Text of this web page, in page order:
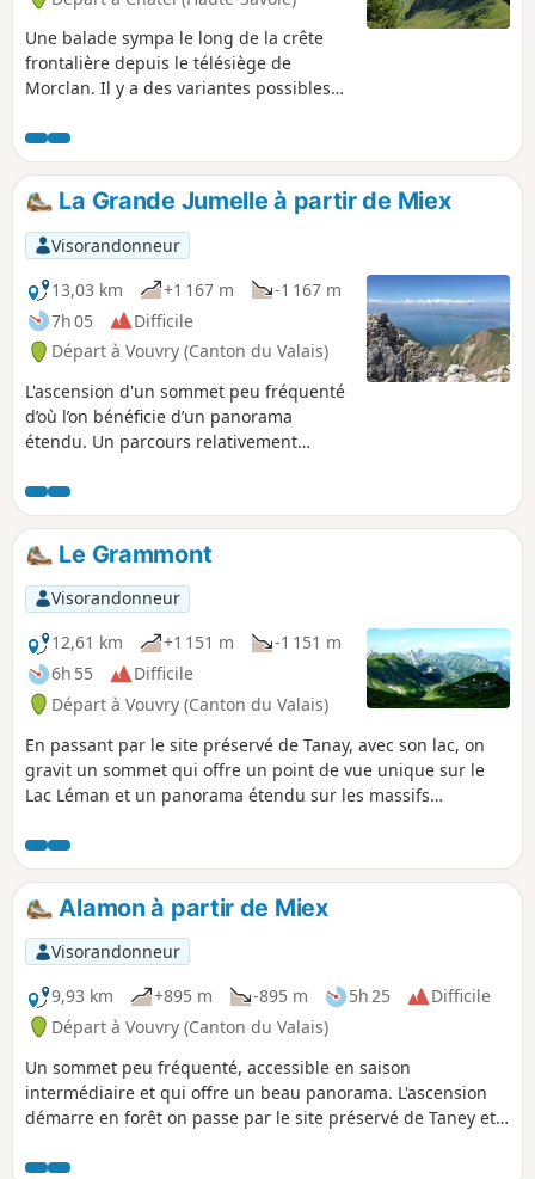
Une balade sympa le long de la crête
frontalière depuis le télésiège de
Morclan. Il y a des variantes possibles
Tu pourras profiter de superbes vues
sur les montagnes de la région de
Châtel et sur la Suisse, notamment sur
le lac Léman à Montreux.
La Grande Jumelle à partir de Miex
Visorandonneur
13,03 km
+1 167 m
-1 167 m
7h 05
Difficile
Départ à Vouvry (Canton du Valais)
L'ascension d'un sommet peu fréquenté
d’où l’on bénéficie d’un panorama
étendu. Un parcours relativement
aériens, et qui nécessite par endroit
d’avoir le sens de l’itinéraire. En début
de randonnée, on passe par le site
préservé de Tanay et son lac.
Le Grammont
Visorandonneur
12,61 km
+1 151 m
-1 151 m
6h 55
Difficile
Départ à Vouvry (Canton du Valais)
En passant par le site préservé de Tanay, avec son lac, on
gravit un sommet qui offre un point de vue unique sur le
Lac Léman et un panorama étendu sur les massifs
raides mais sans difficulté technique.N.B. Le dénivelé
calculé est légèrement surestimé, le dénivelé cumulé réel
est proche de 1000 mètres.
Alamon à partir de Miex
Visorandonneur
9,93 km
+895 m -895 m 5h 25
Difficile
Départ à Vouvry (Canton du Valais)
Un sommet peu fréquenté, accessible en saison
intermédiaire et qui offre un beau panorama. L'ascension
démarre en forêt on passe par le site préservé de Taney et